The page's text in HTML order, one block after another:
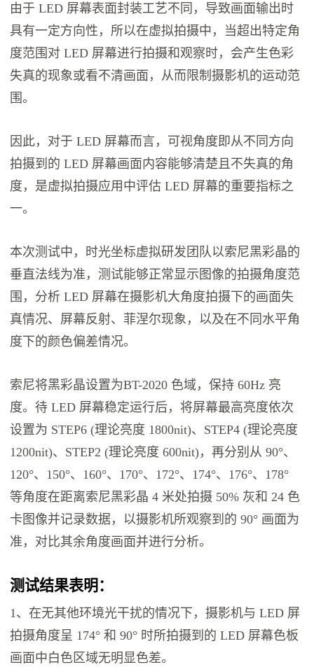
由于 LED 屏幕表面封装工艺不同，导致画面输出时
具有一定方向性，所以在虚拟拍摄中，当超出特定角
度范围对 LED 屏幕进行拍摄和观察时，会产生色彩
失真的现象或看不清画面，从而限制摄影机的运动范
围。
因此，对于 LED 屏幕而言，可视角度即从不同方向
拍摄到的 LED 屏幕画面内容能够清楚且不失真的角
度，是虚拟拍摄应用中评估 LED 屏幕的重要指标之
一。
本次测试中，时光坐标虚拟研发团队以索尼黑彩晶的
垂直法线为准，测试能够正常显示图像的拍摄角度范
围，分析 LED 屏幕在摄影机大角度拍摄下的画面失
真情况、屏幕反射、菲涅尔现象，以及在不同水平角
度下的颜色偏差情况。
索尼将黑彩晶设置为BT-2020 色域，保持 60Hz 亮
度。待 LED 屏幕稳定运行后，将屏幕最高亮度依次
设置为 STEP6 (理论亮度 1800nit)、STEP4 (理论亮度
1200nit)、STEP2 (理论亮度 600nit)，再分别从 90°、
120°、150°、160°、170°、172°、174°、176°、178°
等角度在距离索尼黑彩晶 4 米处拍摄 50% 灰和 24 色
卡图像并记录数据，以摄影机所观察到的 90° 画面为
准，对比其余角度画面并进行分析。
测试结果表明：
1、在无其他环境光干扰的情况下，摄影机与 LED 屏
拍摄角度呈 174° 和 90° 时所拍摄到的 LED 屏幕色板
画面中白色区域无明显色差。